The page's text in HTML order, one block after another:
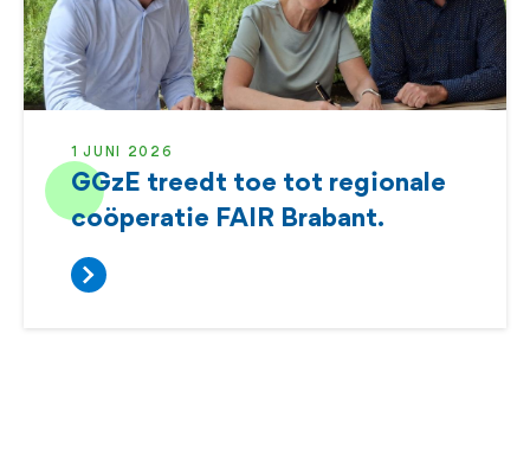
1 JUNI 2026
GGzE treedt toe tot regionale
coöperatie FAIR Brabant.